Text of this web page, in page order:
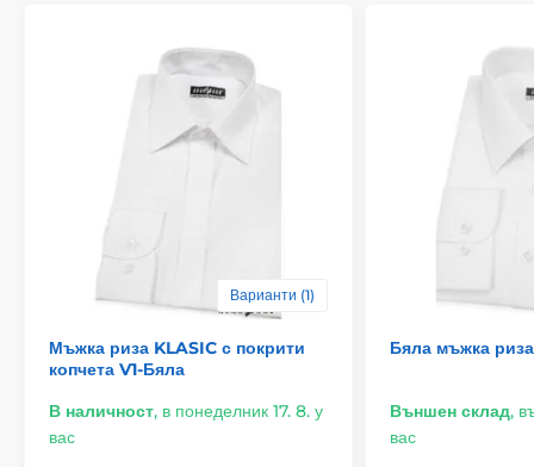
Варианти (1)
Мъжка риза KLASIC с покрити
копчета V1-Бяла
В наличност, в понеделник 17. 8. у
вас
Бяла мъжка
Външен склад,
вас